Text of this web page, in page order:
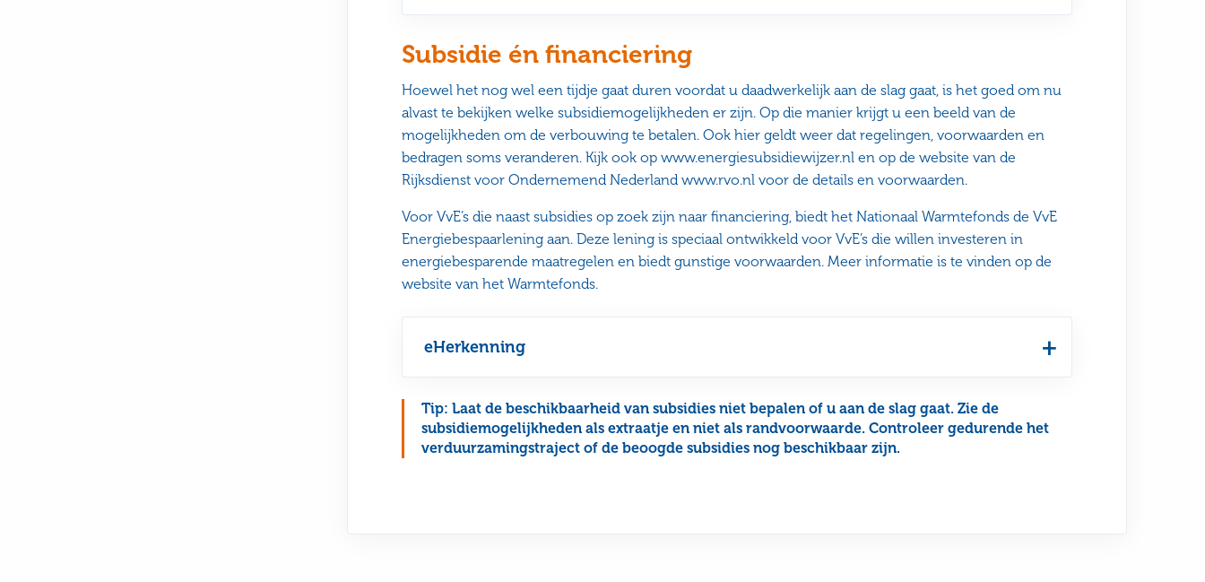
Subsidie én financiering
Hoewel het nog wel een tijdje gaat duren voordat u daadwerkelijk aan de slag gaat, is het goed om nu
alvast te bekijken welke subsidiemogelijkheden er zijn. Op die manier krijgt u een beeld van de
mogelijkheden om de verbouwing te betalen. Ook hier geldt weer dat regelingen, voorwaarden en
bedragen soms veranderen. Kijk ook op www.energiesubsidiewijzer.nl en op de website van de
Rijksdienst voor Ondernemend Nederland www.rvo.nl voor de details en voorwaarden.
Voor VvE’s die naast subsidies op zoek zijn naar financiering, biedt het Nationaal Warmtefonds de VvE
Energiebespaarlening aan. Deze lening is speciaal ontwikkeld voor VvE’s die willen investeren in
energiebesparende maatregelen en biedt gunstige voorwaarden. Meer informatie is te vinden op de
website van het Warmtefonds.
eHerkenning
Tip: Laat de beschikbaarheid van subsidies niet bepalen of u aan de slag gaat. Zie de
subsidiemogelijkheden als extraatje en niet als randvoorwaarde. Controleer gedurende het
verduurzamingstraject of de beoogde subsidies nog beschikbaar zijn.